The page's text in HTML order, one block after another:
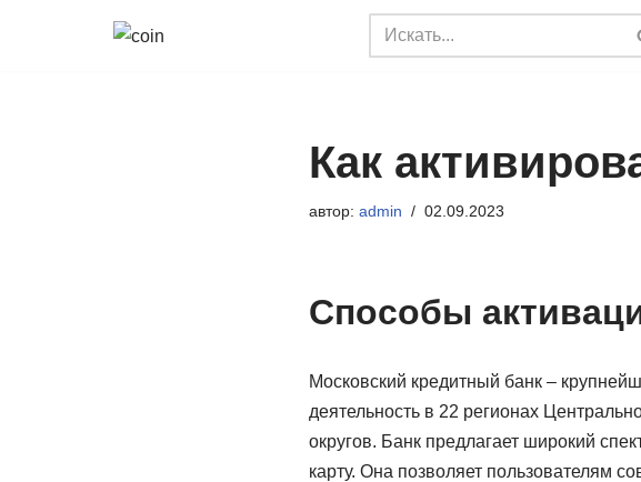
Как
автор: admin 02.09.2023
Способы
Московский кредитный банк –
деятельность в 22 регионах
округов. Банк предлагает широкий
карту. Она позволяет пользователям